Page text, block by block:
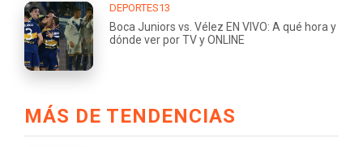
DEPORTES13
Boca Juniors vs. Vélez EN VIVO: A qué hora y
dónde ver por TV y ONLINE
MÁS DE TENDENCIAS